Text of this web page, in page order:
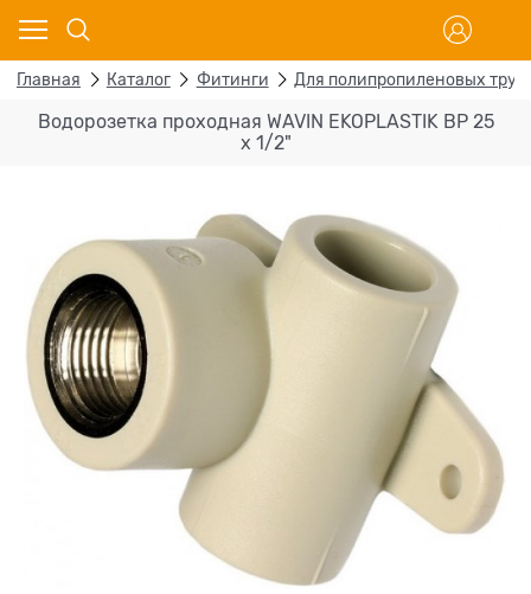
Главная Каталог Фитинги Для полипропиленовых труб
Водорозетка проходная WAVIN EKOPLASTIK ВР 25
х 1/2"